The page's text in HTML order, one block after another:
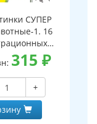
СУПЕР
1. 16
с текстом В
мм)
315 ₽
+